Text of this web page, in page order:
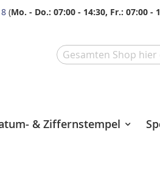
(Mo. - Do.: 07:00 - 14:30, Fr.: 07:00 -
& Ziffernstempel